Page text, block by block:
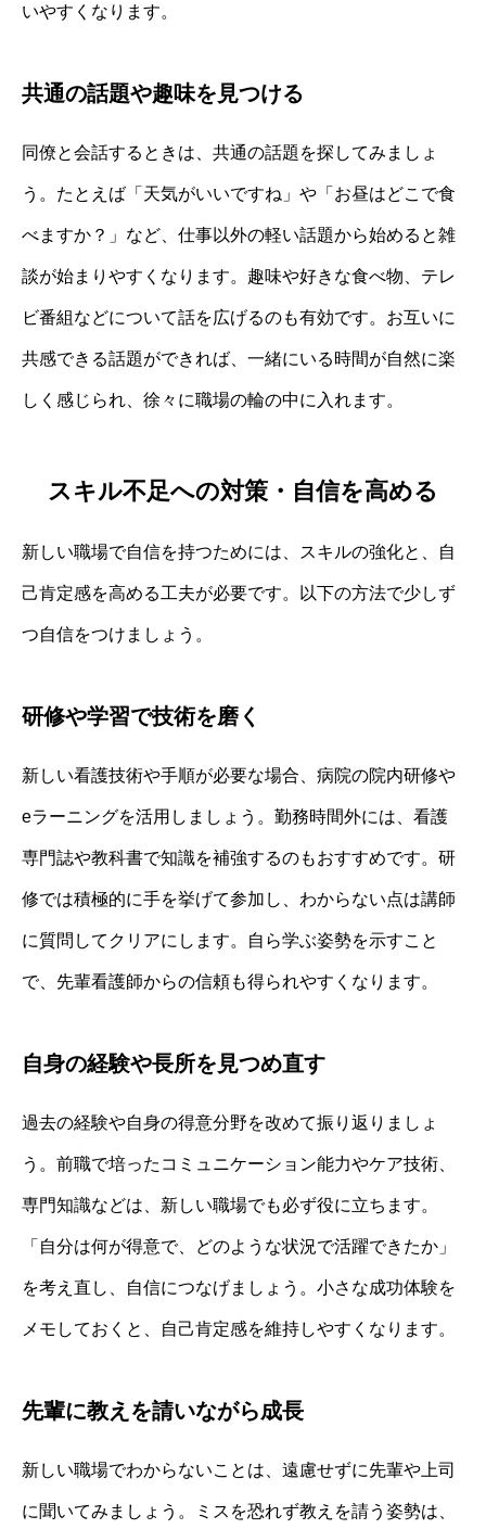
いやすくなります。
共通の話題や趣味を見つける
同僚と会話するときは、共通の話題を探してみましょ
う。たとえば「天気がいいですね」や「お昼はどこで食
べますか？」など、仕事以外の軽い話題から始めると雑
談が始まりやすくなります。趣味や好きな食べ物、テレ
ビ番組などについて話を広げるのも有効です。お互いに
共感できる話題ができれば、一緒にいる時間が自然に楽
しく感じられ、徐々に職場の輪の中に入れます。
スキル不足への対策・自信を高める
新しい職場で自信を持つためには、スキルの強化と、自
己肯定感を高める工夫が必要です。以下の方法で少しず
つ自信をつけましょう。
研修や学習で技術を磨く
新しい看護技術や手順が必要な場合、病院の院内研修や
eラーニングを活用しましょう。勤務時間外には、看護
専門誌や教科書で知識を補強するのもおすすめです。研
修では積極的に手を挙げて参加し、わからない点は講師
に質問してクリアにします。自ら学ぶ姿勢を示すこと
で、先輩看護師からの信頼も得られやすくなります。
自身の経験や長所を見つめ直す
過去の経験や自身の得意分野を改めて振り返りましょ
う。前職で培ったコミュニケーション能力やケア技術、
専門知識などは、新しい職場でも必ず役に立ちます。
「自分は何が得意で、どのような状況で活躍できたか」
を考え直し、自信につなげましょう。小さな成功体験を
メモしておくと、自己肯定感を維持しやすくなります。
先輩に教えを請いながら成長
新しい職場でわからないことは、遠慮せずに先輩や上司
に聞いてみましょう。ミスを恐れず教えを請う姿勢は、